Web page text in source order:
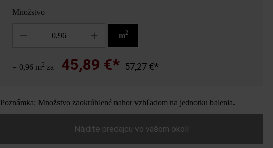
Množstvo
m2
= 0,96 m2 za 45,89 €* 57,27 €*
Poznámka: Množstvo zaokrúhlené nahor vzhľadom na jednotku balenia.
Nájdite predajcu vo vašom okolí